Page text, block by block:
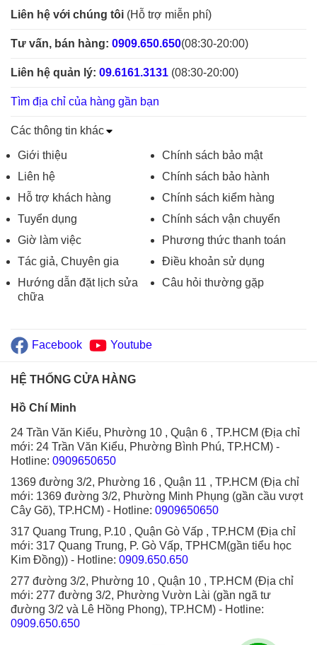
Liên hệ với chúng tôi (Hỗ trợ miễn phí)
Tư vấn, bán hàng: 0909.650.650(08:30-20:00)
Liên hệ quản lý: 09.6161.3131 (08:30-20:00)
Tìm địa chỉ của hàng gần bạn
Các thông tin khác
Giới thiệu
Liên hệ
Hỗ trợ khách hàng
Tuyển dụng
Giờ làm việc
Tác giả, Chuyên gia
Hướng dẫn đặt lịch sửa
chữa
Chính sách bảo mật
Chính sách bảo hành
Chính sách kiểm hàng
Chính sách vận chuyển
Phương thức thanh toán
Điều khoản sử dụng
Câu hỏi thường gặp
Facebook Youtube
HỆ THỐNG CỬA HÀNG
Hồ Chí Minh
24 Trần Văn Kiểu, Phường 10 , Quận 6 , TP.HCM (Địa chỉ
mới: 24 Trần Văn Kiểu, Phường Bình Phú, TP.HCM) -
Hotline: 0909650650
1369 đường 3/2, Phường 16 , Quận 11 , TP.HCM (Địa chỉ
mới: 1369 đường 3/2, Phường Minh Phụng (gần cầu vượt
Cây Gõ), TP.HCM) - Hotline: 0909650650
317 Quang Trung, P.10 , Quận Gò Vấp , TP.HCM (Địa chỉ
mới: 317 Quang Trung, P. Gò Vấp, TPHCM(gần tiểu học
Kim Đồng)) - Hotline: 0909.650.650
277 đường 3/2, Phường 10 , Quận 10 , TP.HCM (Địa chỉ
mới: 277 đường 3/2, Phường Vườn Lài (gần ngã tư
đường 3/2 và Lê Hồng Phong), TP.HCM) - Hotline:
0909.650.650